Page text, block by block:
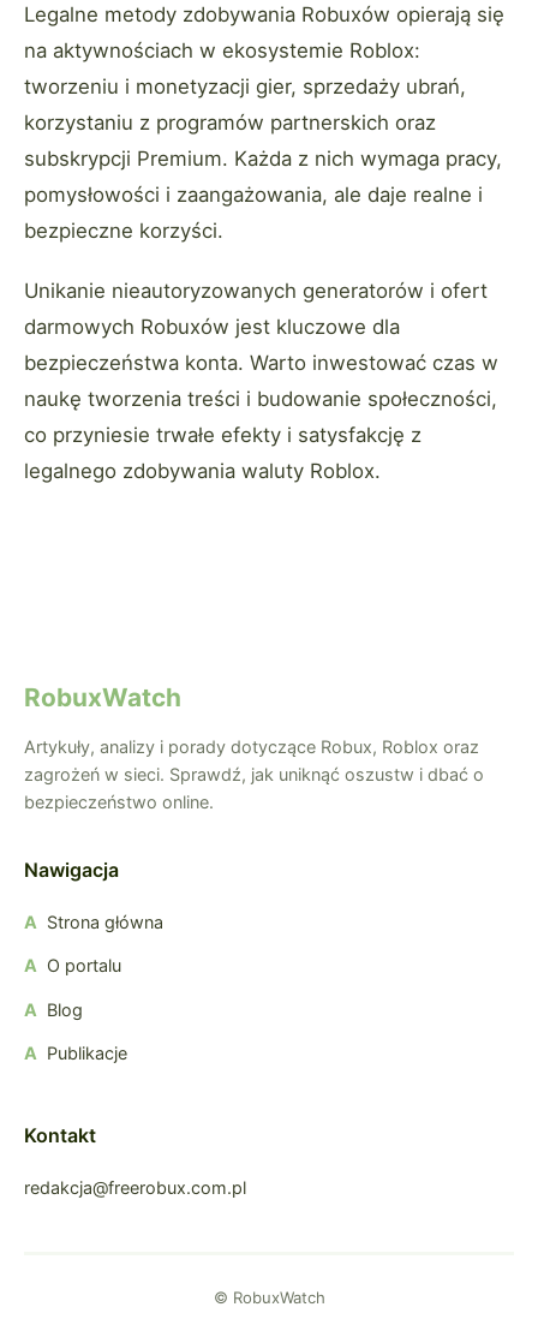
Legalne metody zdobywania Robuxów opierają się
na aktywnościach w ekosystemie Roblox:
tworzeniu i monetyzacji gier, sprzedaży ubrań,
korzystaniu z programów partnerskich oraz
subskrypcji Premium. Każda z nich wymaga pracy,
pomysłowości i zaangażowania, ale daje realne i
bezpieczne korzyści.
Unikanie nieautoryzowanych generatorów i ofert
darmowych Robuxów jest kluczowe dla
bezpieczeństwa konta. Warto inwestować czas w
naukę tworzenia treści i budowanie społeczności,
co przyniesie trwałe efekty i satysfakcję z
legalnego zdobywania waluty Roblox.
RobuxWatch
Artykuły, analizy i porady dotyczące Robux, Roblox oraz
zagrożeń w sieci. Sprawdź, jak uniknąć oszustw i dbać o
bezpieczeństwo online.
Nawigacja
Strona główna
O portalu
Blog
Publikacje
Kontakt
redakcja@freerobux.com.pl
© RobuxWatch